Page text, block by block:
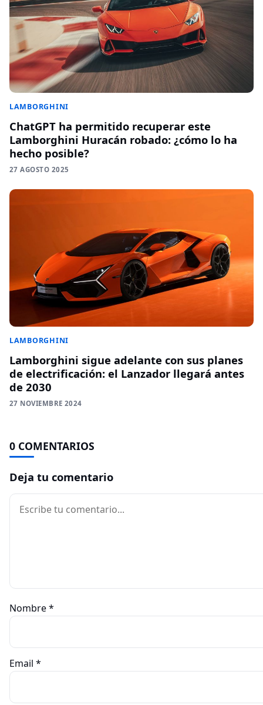
LAMBORGHINI
ChatGPT ha permitido recuperar este
Lamborghini Huracán robado: ¿cómo lo ha
hecho posible?
27 AGOSTO 2025
LAMBORGHINI
Lamborghini sigue adelante con sus planes
de electrificación: el Lanzador llegará antes
de 2030
27 NOVIEMBRE 2024
0 COMENTARIOS
Deja tu comentario
Comentario
Nombre*
Email *